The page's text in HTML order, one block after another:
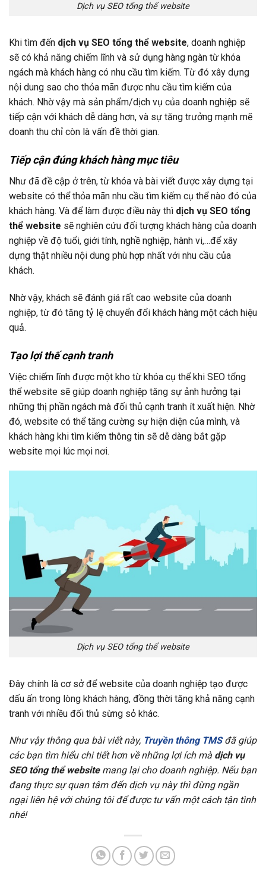
Dịch vụ SEO tổng thể website
Khi tìm đến dịch vụ SEO tổng thể website, doanh nghiệp
sẽ có khả năng chiếm lĩnh và sử dụng hàng ngàn từ khóa
ngách mà khách hàng có nhu cầu tìm kiếm. Từ đó xây dựng
nội dung sao cho thỏa mãn được nhu cầu tìm kiếm của
khách. Nhờ vậy mà sản phẩm/dịch vụ của doanh nghiệp sẽ
tiếp cận với khách dễ dàng hơn, và sự tăng trưởng mạnh mẽ
doanh thu chỉ còn là vấn đề thời gian.
Tiếp cận đúng khách hàng mục tiêu
Như đã đề cập ở trên, từ khóa và bài viết được xây dựng tại
website có thể thỏa mãn nhu cầu tìm kiếm cụ thể nào đó của
khách hàng. Và để làm được điều này thì dịch vụ SEO tổng
thể website sẽ nghiên cứu đối tượng khách hàng của doanh
nghiệp về độ tuổi, giới tính, nghề nghiệp, hành vi,…để xây
dựng thật nhiều nội dung phù hợp nhất với nhu cầu của
khách.
Nhờ vậy, khách sẽ đánh giá rất cao website của doanh
nghiệp, từ đó tăng tỷ lệ chuyển đổi khách hàng một cách hiệu
quả.
Tạo lợi thế cạnh tranh
Việc chiếm lĩnh được một kho từ khóa cụ thể khi SEO tổng
thể website sẽ giúp doanh nghiệp tăng sự ảnh hưởng tại
những thị phần ngách mà đối thủ cạnh tranh ít xuất hiện. Nhờ
đó, website có thể tăng cường sự hiện diện của mình, và
khách hàng khi tìm kiếm thông tin sẽ dễ dàng bắt gặp
website mọi lúc mọi nơi.
Dịch vụ SEO tổng thể website
Đây chính là cơ sở để website của doanh nghiệp tạo được
dấu ấn trong lòng khách hàng, đồng thời tăng khả năng cạnh
tranh với nhiều đối thủ sừng sỏ khác.
Như vậy thông qua bài viết này, Truyền thông TMS đã giúp
các bạn tìm hiểu chi tiết hơn về những lợi ích mà dịch vụ
SEO tổng thể websitemang lại cho doanh nghiệp. Nếu bạn
đang thực sự quan tâm đến dịch vụ này thì đừng ngần
ngại liên hệ với chúng tôi để được tư vấn một cách tận tình
nhé!